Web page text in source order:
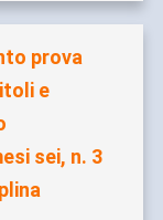
prova
e
sei, n. 3